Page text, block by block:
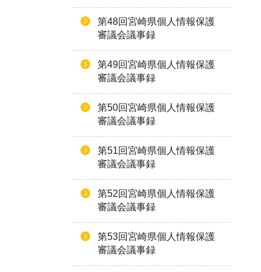
第48回宮崎県個人情報保護
審議会議事録
第49回宮崎県個人情報保護
審議会議事録
第50回宮崎県個人情報保護
審議会議事録
第51回宮崎県個人情報保護
審議会議事録
第52回宮崎県個人情報保護
審議会議事録
第53回宮崎県個人情報保護
審議会議事録